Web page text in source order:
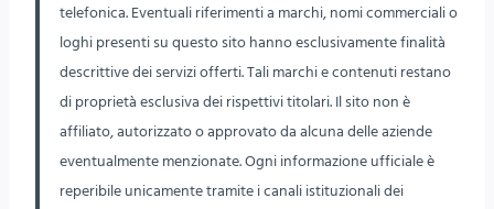
telefonica. Eventuali riferimenti a marchi, nomi commerciali o
loghi presenti su questo sito hanno esclusivamente finalità
descrittive dei servizi offerti. Tali marchi e contenuti restano
di proprietà esclusiva dei rispettivi titolari. Il sito non è
affiliato, autorizzato o approvato da alcuna delle aziende
eventualmente menzionate. Ogni informazione ufficiale è
reperibile unicamente tramite i canali istituzionali dei